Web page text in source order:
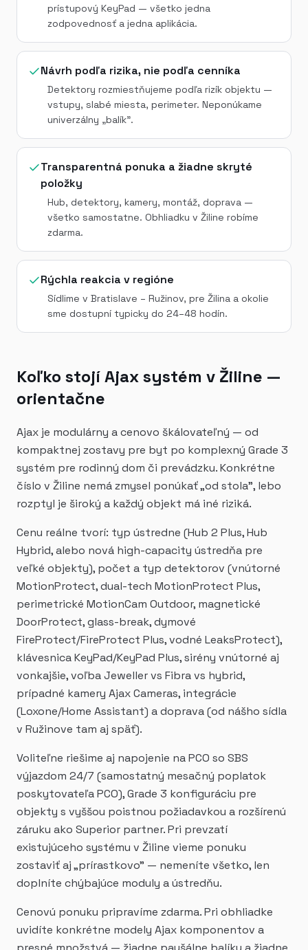
prístupový KeyPad — všetko jedna
zodpovednosť a jedna aplikácia.
Návrh podľa rizika, nie podľa cenníka
Detektory rozmiestňujeme podľa rizík objektu —
vstupy, slabé miesta, perimeter. Neponúkame
univerzálny „balík".
Transparentná ponuka a žiadne skryté
položky
Hub, detektory, kamery, montáž, doprava —
všetko samostatne. Obhliadku v Žiline robíme
zdarma.
Rýchla reakcia v regióne
Sídlime v Bratislave – Ružinov, pre Žilina a okolie
sme dostupní typicky do 24–48 hodín.
Koľko stojí Ajax systém v Žiline —
orientačne
Ajax je modulárny a cenovo škálovateľný — od
kompaktnej zostavy pre byt po komplexný Grade 3
systém pre rodinný dom či prevádzku. Konkrétne
číslo v Žiline nemá zmysel ponúkať „od stola", lebo
rozptyl je široký a každý objekt má iné riziká.
Cenu reálne tvorí: typ ústredne (Hub 2 Plus, Hub
Hybrid, alebo nová high-capacity ústredňa pre
veľké objekty), počet a typ detektorov (vnútorné
MotionProtect, dual-tech MotionProtect Plus,
perimetrické MotionCam Outdoor, magnetické
DoorProtect, glass-break, dymové
FireProtect/FireProtect Plus, vodné LeaksProtect),
klávesnica KeyPad/KeyPad Plus, sirény vnútorné aj
vonkajšie, voľba Jeweller vs Fibra vs hybrid,
prípadné kamery Ajax Cameras, integrácie
(Loxone/Home Assistant) a doprava (od nášho sídla
v Ružinove tam aj späť).
Voliteľne riešime aj napojenie na PCO so SBS
výjazdom 24/7 (samostatný mesačný poplatok
poskytovateľa PCO), Grade 3 konfiguráciu pre
objekty s vyššou poistnou požiadavkou a rozšírenú
záruku ako Superior partner. Pri prevzatí
existujúceho systému v Žiline vieme ponuku
zostaviť aj „prírastkovo" — nemeníte všetko, len
doplníte chýbajúce moduly a ústredňu.
Cenovú ponuku pripravíme zdarma. Pri obhliadke
uvidíte konkrétne modely Ajax komponentov a